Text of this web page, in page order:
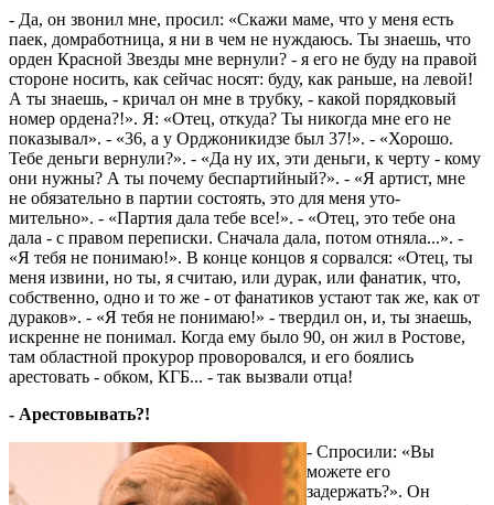
- Да, он звонил мне, просил: «Скажи маме, что у меня есть
паек, домработница, я ни в чем не нуждаюсь. Ты знаешь, что
орден Красной Звезды мне вернули? - я его не буду на правой
стороне носить, как сейчас носят: буду, как раньше, на левой!
А ты знаешь, - кричал он мне в трубку, - какой порядковый
номер ордена?!». Я: «Отец, откуда? Ты никогда мне его не
показывал». - «36, а у Орджоникидзе был 37!». - «Хорошо.
Тебе деньги вернули?». - «Да ну их, эти деньги, к черту - кому
они нужны? А ты почему беспартийный?». - «Я артист, мне
не обязательно в партии состоять, это для меня уто­
мительно». - «Партия дала тебе все!». - «Отец, это тебе она
дала - с правом переписки. Сначала дала, потом отняла...». -
«Я тебя не понимаю!». В конце концов я сорвался: «Отец, ты
меня извини, но ты, я считаю, или дурак, или фанатик, что,
собс­т­вен­но, одно и то же - от фанатиков устают так же, как от
дураков». - «Я тебя не понимаю!» - твердил он, и, ты знаешь,
искренне не понимал. Когда ему было 90, он жил в Ростове,
там областной прокурор проворовался, и его боялись
арестовать - обком, КГБ... - так вызвали отца!
- Арестовывать?!
- Спросили: «Вы
можете его
задержать?». Он